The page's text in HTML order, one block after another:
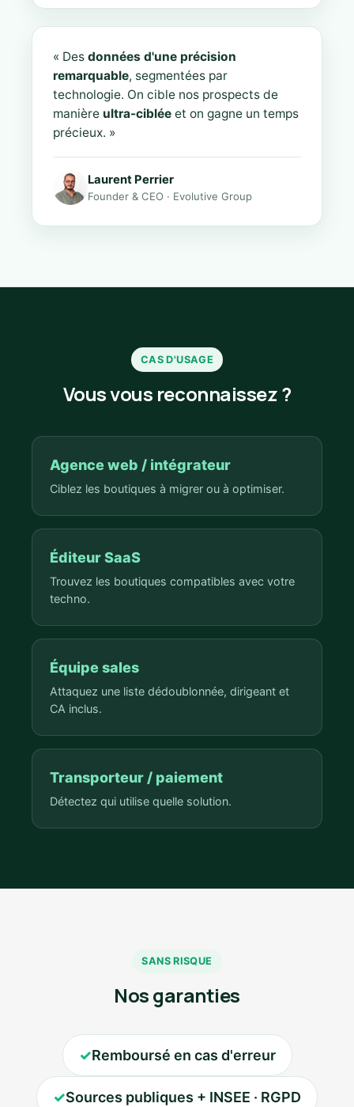
« Des données d'une précision
remarquable, segmentées par
technologie. On cible nos prospects de
manière ultra-ciblée et on gagne un temps
précieux. »
Laurent Perrier
Founder & CEO · Evolutive Group
CAS D'USAGE
Vous vous reconnaissez ?
Agence web / intégrateur
Ciblez les boutiques à migrer ou à optimiser.
Éditeur SaaS
Trouvez les boutiques compatibles avec votre
techno.
Équipe sales
Attaquez une liste dédoublonnée, dirigeant et
CA inclus.
Transporteur / paiement
Détectez qui utilise quelle solution.
SANS RISQUE
Nos garanties
✓Remboursé en cas d'erreur
✓Sources publiques + INSEE · RGPD